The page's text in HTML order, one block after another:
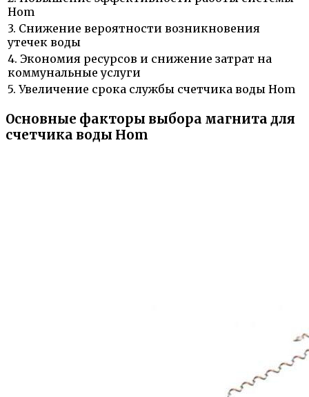
Hom
3. Снижение вероятности возникновения
утечек воды
4. Экономия ресурсов и снижение затрат на
коммунальные услуги
5. Увеличение срока службы счетчика воды Hom
Основные факторы выбора магнита для
счетчика воды Hom